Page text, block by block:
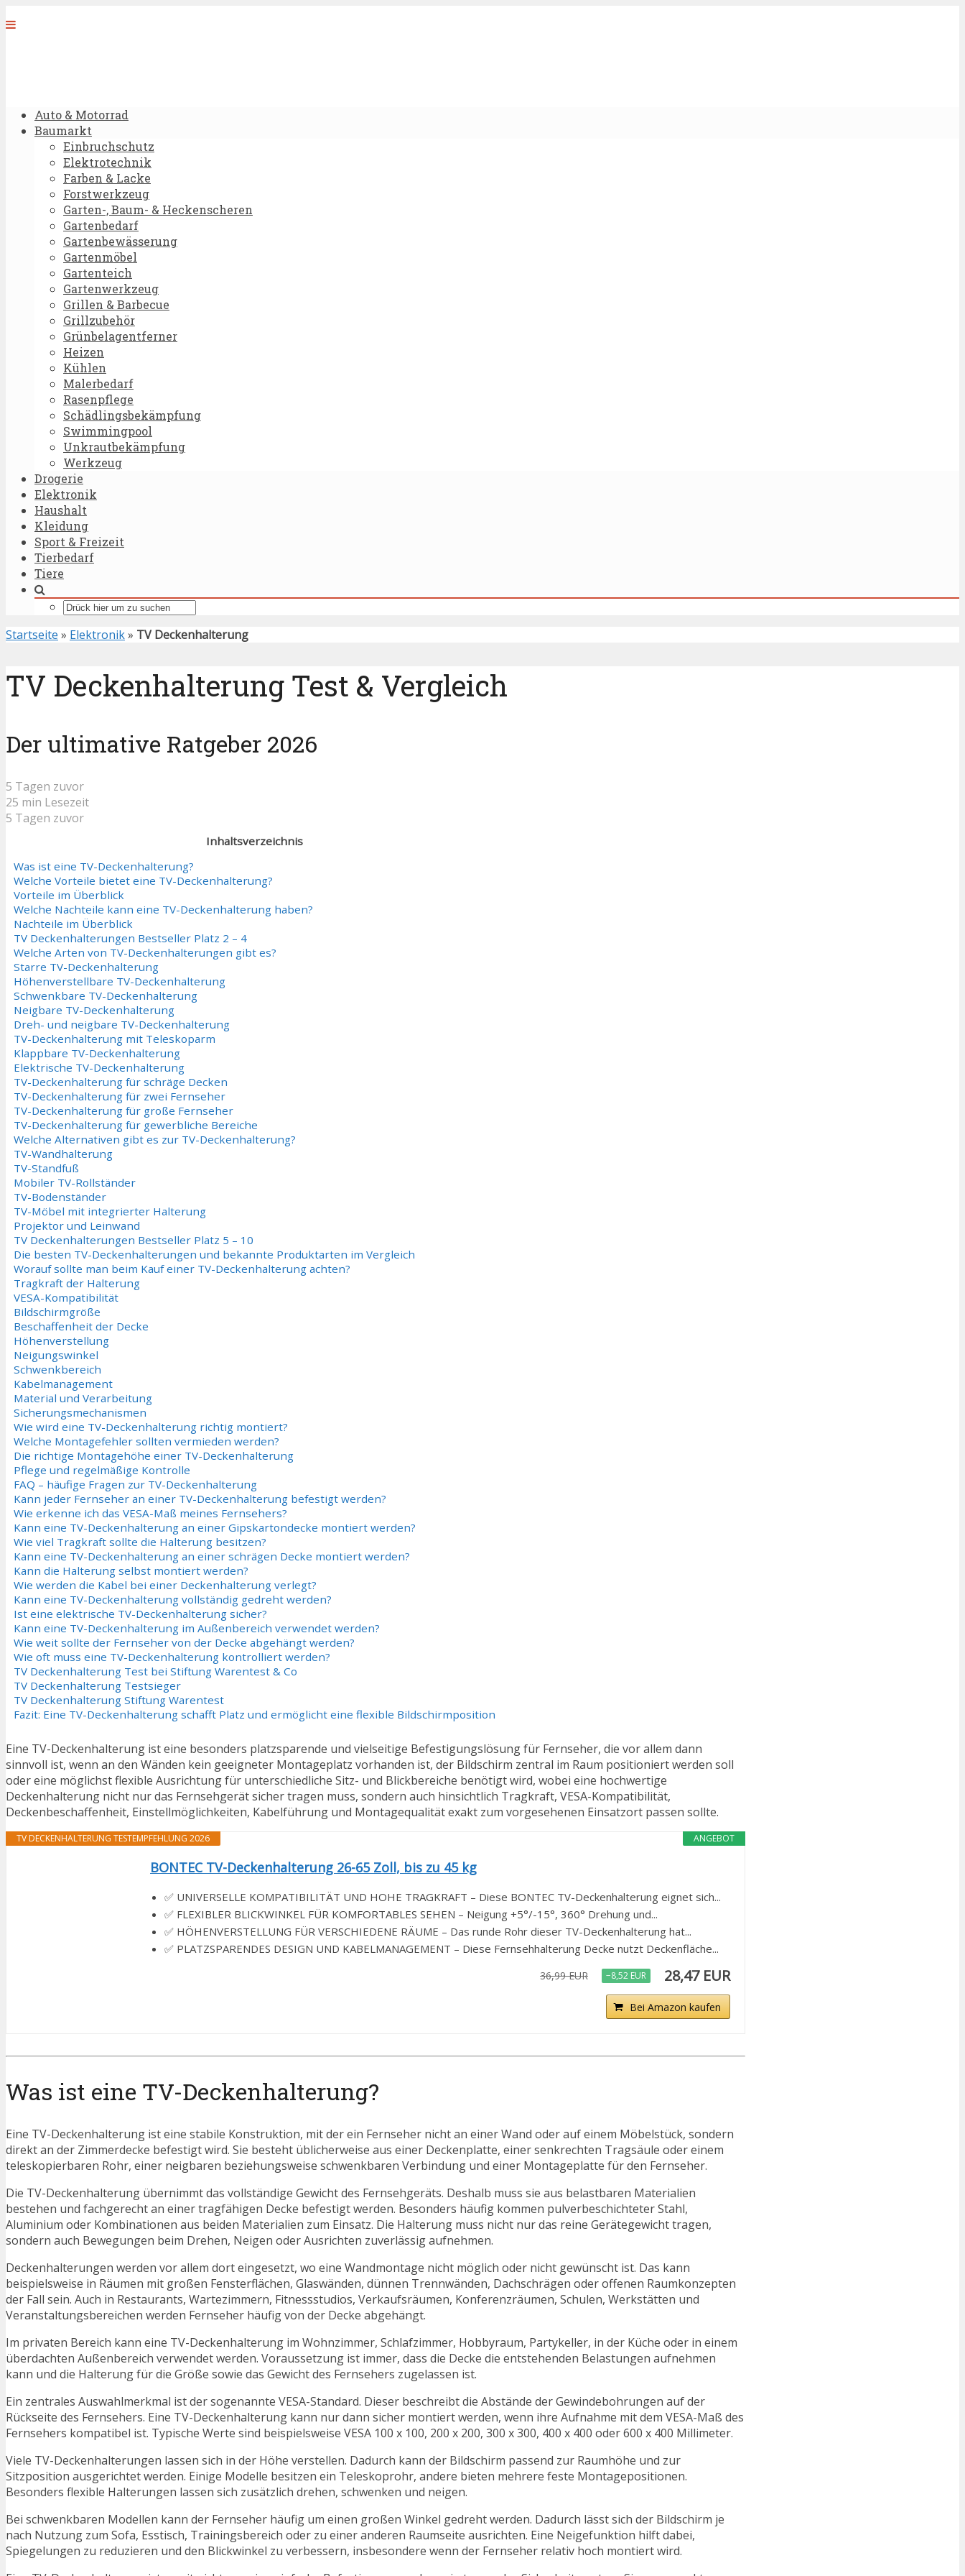
Auto & Motorrad
Baumarkt
Einbruchschutz
Elektrotechnik
Farben & Lacke
Forstwerkzeug
Garten-, Baum- & Heckenscheren
Gartenbedarf
Gartenbewässerung
Gartenmöbel
Gartenteich
Gartenwerkzeug
Grillen & Barbecue
Grillzubehör
Grünbelagentferner
Heizen
Kühlen
Malerbedarf
Rasenpflege
Schädlingsbekämpfung
Swimmingpool
Unkrautbekämpfung
Werkzeug
Drogerie
Elektronik
Haushalt
Kleidung
Sport & Freizeit
Tierbedarf
Tiere
Startseite » Elektronik» TV Deckenhalterung
TV Deckenhalterung Test & Vergleich
Der ultimative Ratgeber 2026
5 Tagen zuvor
25 min Lesezeit
5 Tagen zuvor
Inhaltsverzeichnis
Was ist eine TV-Deckenhalterung?
Welche Vorteile bietet eine TV-Deckenhalterung?
Vorteile im Überblick
Welche Nachteile kann eine TV-Deckenhalterung haben?
Nachteile im Überblick
TV Deckenhalterungen Bestseller Platz 2 – 4
Welche Arten von TV-Deckenhalterungen gibt es?
Starre TV-Deckenhalterung
Höhenverstellbare TV-Deckenhalterung
Schwenkbare TV-Deckenhalterung
Neigbare TV-Deckenhalterung
Dreh- und neigbare TV-Deckenhalterung
TV-Deckenhalterung mit Teleskoparm
Klappbare TV-Deckenhalterung
Elektrische TV-Deckenhalterung
TV-Deckenhalterung für schräge Decken
TV-Deckenhalterung für zwei Fernseher
TV-Deckenhalterung für große Fernseher
TV-Deckenhalterung für gewerbliche Bereiche
Welche Alternativen gibt es zur TV-Deckenhalterung?
TV-Wandhalterung
TV-Standfuß
Mobiler TV-Rollständer
TV-Bodenständer
TV-Möbel mit integrierter Halterung
Projektor und Leinwand
TV Deckenhalterungen Bestseller Platz 5 – 10
Die besten TV-Deckenhalterungen und bekannte Produktarten im Vergleich
Worauf sollte man beim Kauf einer TV-Deckenhalterung achten?
Tragkraft der Halterung
VESA-Kompatibilität
Bildschirmgröße
Beschaffenheit der Decke
Höhenverstellung
Neigungswinkel
Schwenkbereich
Kabelmanagement
Material und Verarbeitung
Sicherungsmechanismen
Wie wird eine TV-Deckenhalterung richtig montiert?
Welche Montagefehler sollten vermieden werden?
Die richtige Montagehöhe einer TV-Deckenhalterung
Pflege und regelmäßige Kontrolle
FAQ – häufige Fragen zur TV-Deckenhalterung
Kann jeder Fernseher an einer TV-Deckenhalterung befestigt werden?
Wie erkenne ich das VESA-Maß meines Fernsehers?
Kann eine TV-Deckenhalterung an einer Gipskartondecke montiert werden?
Wie viel Tragkraft sollte die Halterung besitzen?
Kann eine TV-Deckenhalterung an einer schrägen Decke montiert werden?
Kann die Halterung selbst montiert werden?
Wie werden die Kabel bei einer Deckenhalterung verlegt?
Kann eine TV-Deckenhalterung vollständig gedreht werden?
Ist eine elektrische TV-Deckenhalterung sicher?
Kann eine TV-Deckenhalterung im Außenbereich verwendet werden?
Wie weit sollte der Fernseher von der Decke abgehängt werden?
Wie oft muss eine TV-Deckenhalterung kontrolliert werden?
TV Deckenhalterung Test bei Stiftung Warentest & Co
TV Deckenhalterung Testsieger
TV Deckenhalterung Stiftung Warentest
Fazit: Eine TV-Deckenhalterung schafft Platz und ermöglicht eine flexible Bildschirmposition
Eine TV-Deckenhalterung ist eine besonders platzsparende und vielseitige Befestigungslösung für Fernseher, die vor allem dann
sinnvoll ist, wenn an den Wänden kein geeigneter Montageplatz vorhanden ist, der Bildschirm zentral im Raum positioniert werden soll
oder eine möglichst flexible Ausrichtung für unterschiedliche Sitz- und Blickbereiche benötigt wird, wobei eine hochwertige
Deckenhalterung nicht nur das Fernsehgerät sicher tragen muss, sondern auch hinsichtlich Tragkraft, VESA-Kompatibilität,
Deckenbeschaffenheit, Einstellmöglichkeiten, Kabelführung und Montagequalität exakt zum vorgesehenen Einsatzort passen sollte.
ANGEBOT
TV DECKENHALTERUNG TESTEMPFEHLUNG 2026
BONTEC TV-Deckenhalterung 26-65 Zoll, bis zu 45 kg
✅ UNIVERSELLE KOMPATIBILITÄT UND HOHE TRAGKRAFT – Diese BONTEC TV-Deckenhalterung eignet sich...
✅ FLEXIBLER BLICKWINKEL FÜR KOMFORTABLES SEHEN – Neigung +5°/-15°, 360° Drehung und...
✅ HÖHENVERSTELLUNG FÜR VERSCHIEDENE RÄUME – Das runde Rohr dieser TV-Deckenhalterung hat...
✅ PLATZSPARENDES DESIGN UND KABELMANAGEMENT – Diese Fernsehhalterung Decke nutzt Deckenfläche...
36,99 EUR −8,52 EUR 28,47 EUR
Bei Amazon kaufen
Was ist eine TV-Deckenhalterung?
Eine TV-Deckenhalterung ist eine stabile Konstruktion, mit der ein Fernseher nicht an einer Wand oder auf einem Möbelstück, sondern
direkt an der Zimmerdecke befestigt wird. Sie besteht üblicherweise aus einer Deckenplatte, einer senkrechten Tragsäule oder einem
teleskopierbaren Rohr, einer neigbaren beziehungsweise schwenkbaren Verbindung und einer Montageplatte für den Fernseher.
Die TV-Deckenhalterung übernimmt das vollständige Gewicht des Fernsehgeräts. Deshalb muss sie aus belastbaren Materialien
bestehen und fachgerecht an einer tragfähigen Decke befestigt werden. Besonders häufig kommen pulverbeschichteter Stahl,
Aluminium oder Kombinationen aus beiden Materialien zum Einsatz. Die Halterung muss nicht nur das reine Gerätegewicht tragen,
sondern auch Bewegungen beim Drehen, Neigen oder Ausrichten zuverlässig aufnehmen.
Deckenhalterungen werden vor allem dort eingesetzt, wo eine Wandmontage nicht möglich oder nicht gewünscht ist. Das kann
beispielsweise in Räumen mit großen Fensterflächen, Glaswänden, dünnen Trennwänden, Dachschrägen oder offenen Raumkonzepten
der Fall sein. Auch in Restaurants, Wartezimmern, Fitnessstudios, Verkaufsräumen, Konferenzräumen, Schulen, Werkstätten und
Veranstaltungsbereichen werden Fernseher häufig von der Decke abgehängt.
Im privaten Bereich kann eine TV-Deckenhalterung im Wohnzimmer, Schlafzimmer, Hobbyraum, Partykeller, in der Küche oder in einem
überdachten Außenbereich verwendet werden. Voraussetzung ist immer, dass die Decke die entstehenden Belastungen aufnehmen
kann und die Halterung für die Größe sowie das Gewicht des Fernsehers zugelassen ist.
Ein zentrales Auswahlmerkmal ist der sogenannte VESA-Standard. Dieser beschreibt die Abstände der Gewindebohrungen auf der
Rückseite des Fernsehers. Eine TV-Deckenhalterung kann nur dann sicher montiert werden, wenn ihre Aufnahme mit dem VESA-Maß des
Fernsehers kompatibel ist. Typische Werte sind beispielsweise VESA 100 x 100, 200 x 200, 300 x 300, 400 x 400 oder 600 x 400 Millimeter.
Viele TV-Deckenhalterungen lassen sich in der Höhe verstellen. Dadurch kann der Bildschirm passend zur Raumhöhe und zur
Sitzposition ausgerichtet werden. Einige Modelle besitzen ein Teleskoprohr, andere bieten mehrere feste Montagepositionen.
Besonders flexible Halterungen lassen sich zusätzlich drehen, schwenken und neigen.
Bei schwenkbaren Modellen kann der Fernseher häufig um einen großen Winkel gedreht werden. Dadurch lässt sich der Bildschirm je
nach Nutzung zum Sofa, Esstisch, Trainingsbereich oder zu einer anderen Raumseite ausrichten. Eine Neigefunktion hilft dabei,
Spiegelungen zu reduzieren und den Blickwinkel zu verbessern, insbesondere wenn der Fernseher relativ hoch montiert wird.